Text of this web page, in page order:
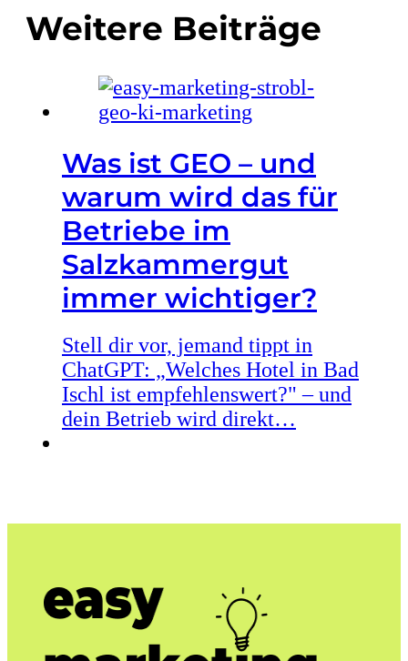
Weitere Beiträge
Was ist GEO – und
warum wird das für
Betriebe im
Salzkammergut
immer wichtiger?
Stell dir vor, jemand tippt in
ChatGPT: „Welches Hotel in Bad
Ischl ist empfehlenswert?" – und
dein Betrieb wird direkt…